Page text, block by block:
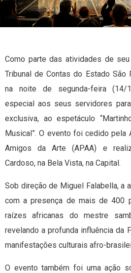
Como parte das atividades de
Tribunal de Contas do Estado São
na noite de segunda-feira (14/
especial aos seus servidores
exclusiva, ao espetáculo
Musical”. O evento foi cedido pela
Amigos da Arte (APAA) e
Cardoso, na Bela Vista, na Capital.
Sob direção de Miguel Falabella, a
com a presença de mais de 400
raízes africanas do mestre
revelando a profunda influência da
manifestações culturais afro-
O evento também foi uma ação